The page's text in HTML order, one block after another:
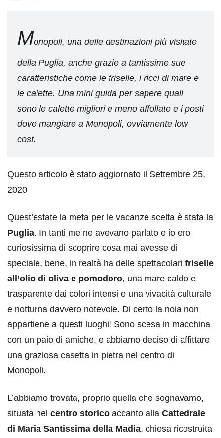
Monopoli, una delle destinazioni più visitate
della Puglia, anche grazie a tantissime sue
caratteristiche come le friselle, i ricci di mare e
le calette. Una mini guida per sapere quali
sono le calette migliori e meno affollate e i posti
dove mangiare a Monopoli, ovviamente low
cost.
Questo articolo è stato aggiornato il Settembre 25,
2020
Quest’estate la meta per le vacanze scelta è stata la
Puglia. In tanti me ne avevano parlato e io ero
curiosissima di scoprire cosa mai avesse di
speciale, bene, in realtà ha delle spettacolari friselle
all’olio di oliva e pomodoro, una mare caldo e
trasparente dai colori intensi e una vivacità culturale
e notturna davvero notevole. Di certo la noia non
appartiene a questi luoghi! Sono scesa in macchina
con un paio di amiche, e abbiamo deciso di affittare
una graziosa casetta in pietra nel centro di
Monopoli.
L’abbiamo trovata, proprio quella che sognavamo,
situata nel centro storico accanto alla Cattedrale
di Maria Santissima della Madia, chiesa ricostruita